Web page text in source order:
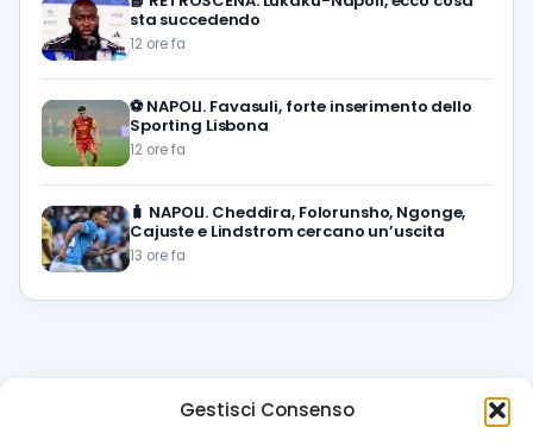
Gestisci Consenso
sta succedendo
12 ore fa
⚽️ NAPOLI. Favasuli, forte inserimento dello
Sporting Lisbona
12 ore fa
🧳 NAPOLI. Cheddira, Folorunsho, Ngonge,
Cajuste e Lindstrom cercano un’uscita
13 ore fa